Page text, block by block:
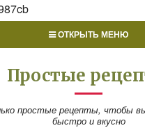
ОТКРЫТЬ МЕНЮ
Простые
простые рецепты, чтобы
быстро и вкусно